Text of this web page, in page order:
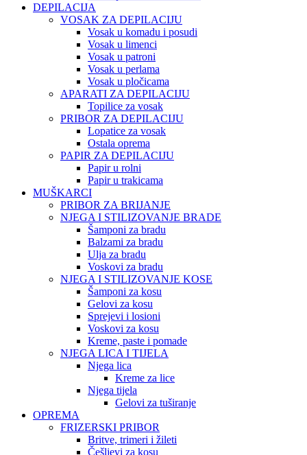
DEPILACIJA
VOSAK ZA DEPILACIJU
Vosak u komadu i posudi
Vosak u limenci
Vosak u patroni
Vosak u perlama
Vosak u pločicama
APARATI ZA DEPILACIJU
Topilice za vosak
PRIBOR ZA DEPILACIJU
Lopatice za vosak
Ostala oprema
PAPIR ZA DEPILACIJU
Papir u rolni
Papir u trakicama
MUŠKARCI
PRIBOR ZA BRIJANJE
NJEGA I STILIZOVANJE BRADE
Šamponi za bradu
Balzami za bradu
Ulja za bradu
Voskovi za bradu
NJEGA I STILIZOVANJE KOSE
Šamponi za kosu
Gelovi za kosu
Sprejevi i losioni
Voskovi za kosu
Kreme, paste i pomade
NJEGA LICA I TIJELA
Njega lica
Kreme za lice
Njega tijela
Gelovi za tuširanje
OPREMA
FRIZERSKI PRIBOR
Britve, trimeri i žileti
Češljevi za kosu